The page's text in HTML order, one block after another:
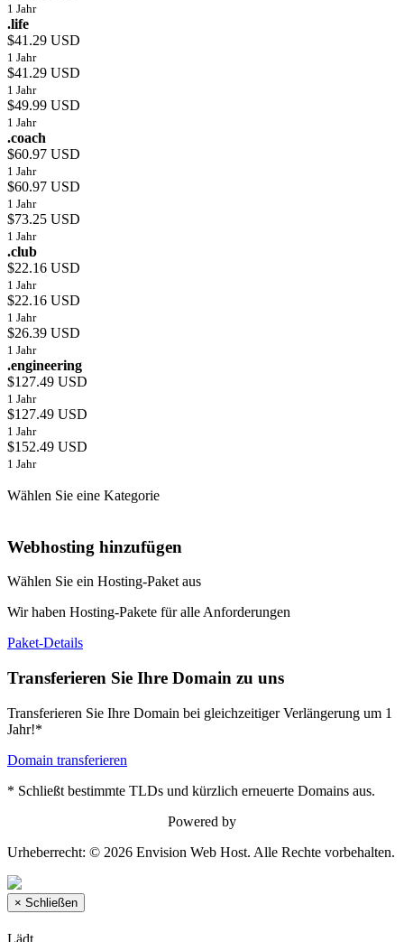
1 Jahr
.life
$41.29 USD
1 Jahr
$41.29 USD
1 Jahr
$49.99 USD
1 Jahr
.coach
$60.97 USD
1 Jahr
$60.97 USD
1 Jahr
$73.25 USD
1 Jahr
.club
$22.16 USD
1 Jahr
$22.16 USD
1 Jahr
$26.39 USD
1 Jahr
.engineering
$127.49 USD
1 Jahr
$127.49 USD
1 Jahr
$152.49 USD
1 Jahr
Wählen Sie eine Kategorie
Webhosting hinzufügen
Wählen Sie ein Hosting-Paket aus
Wir haben Hosting-Pakete für alle Anforderungen
Paket-Details
Transferieren Sie Ihre Domain zu uns
Transferieren Sie Ihre Domain bei gleichzeitiger Verlängerung um 1
Jahr!*
Domain transferieren
* Schließt bestimmte TLDs und kürzlich erneuerte Domains aus.
Powered by
Urheberrecht: © 2026 Envision Web Host. Alle Rechte vorbehalten.
× Schließen
Lädt...